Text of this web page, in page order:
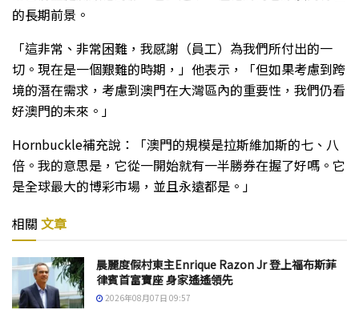
的長期前景。
「這非常、非常困難，我感謝（員工）為我們所付出的一
切。現在是一個艱難的時期，」他表示，「但如果考慮到跨
境的潛在需求，考慮到澳門在大灣區內的重要性，我們仍看
好澳門的未來。」
Hornbuckle補充說：「澳門的規模是拉斯維加斯的七、八
倍。我的意思是，它從一開始就有一半勝券在握了好嗎。它
是全球最大的博彩市場，並且永遠都是。」
相關 文章
晨麗度假村東主Enrique Razon Jr 登上福布斯菲
律賓首富寶座 身家遙遙領先
2026年08月07日 09:57